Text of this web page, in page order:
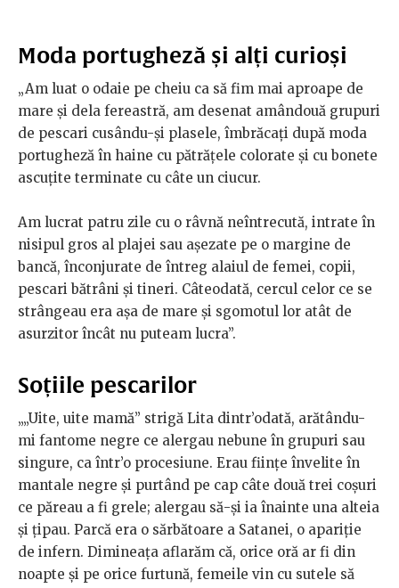
Moda portugheză și alți curioși
„Am luat o odaie pe cheiu ca să fim mai aproape de
mare și dela fereastră, am desenat amândouă grupuri
de pescari cusându-și plasele, îmbrăcați după moda
portugheză în haine cu pătrățele colorate și cu bonete
ascuțite terminate cu câte un ciucur.
Am lucrat patru zile cu o râvnă neîntrecută, intrate în
nisipul gros al plajei sau așezate pe o margine de
bancă, înconjurate de întreg alaiul de femei, copii,
pescari bătrâni și tineri. Câteodată, cercul celor ce se
strângeau era așa de mare și sgomotul lor atât de
asurzitor încât nu puteam lucra”.
Soțiile pescarilor
„„Uite, uite mamă” strigă Lita dintr’odată, arătându-
mi fantome negre ce alergau nebune în grupuri sau
singure, ca într’o procesiune. Erau ființe învelite în
mantale negre și purtând pe cap câte două trei coșuri
ce păreau a fi grele; alergau să-și ia înainte una alteia
și țipau. Parcă era o sărbătoare a Satanei, o apariție
de infern. Dimineața aflarăm că, orice oră ar fi din
noapte și pe orice furtună, femeile vin cu sutele să